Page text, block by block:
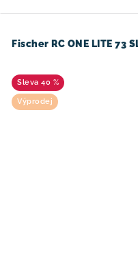
Fischer RC ONE LITE 73
40 %
Výprodej